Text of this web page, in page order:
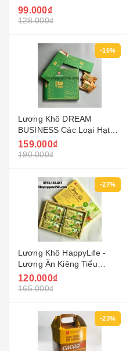
99.000₫
128.000₫
-16%
Lương Khô DREAM
BUSINESS Các Loại Hạt
Cao Cấp - Hộp 420g
159.000₫
190.000₫
-27%
Lương Khô HappyLife -
Lương Ăn Kiêng Tiểu
Đường
120.000₫
165.000₫
-23%